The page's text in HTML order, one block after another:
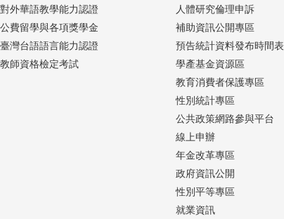
對外華語教學能力認證
公費留學與各項獎學金
臺灣台語語言能力認證
教師資格檢定考試
人體研究倫理申訴
補助資訊公開專區
預告統計資料發布時間表
學產基金資源區
教育消費者保護專區
性別統計專區
公共政策網路參與平台
線上申辦
年金改革專區
政府資訊公開
性別平等專區
就業資訊